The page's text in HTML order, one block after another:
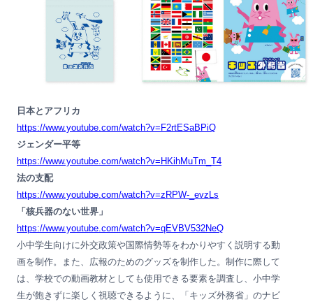
日本とアフリカ
https://www.youtube.com/watch?v=F2rtESaBPiQ
ジェンダー平等
https://www.youtube.com/watch?v=HKihMuTm_T4
法の支配
https://www.youtube.com/watch?v=zRPW-_evzLs
「核兵器のない世界」
https://www.youtube.com/watch?v=qEVBV532NeQ
小中学生向けに外交政策や国際情勢等をわかりやすく説明する動
画を制作。また、広報のためのグッズを制作した。制作に際して
は、学校での動画教材としても使用できる要素を調査し、小中学
生が飽きずに楽しく視聴できるように、「キッズ外務省」のナビ